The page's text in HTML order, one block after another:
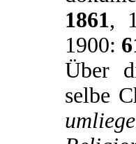
1861,
1900:
Über
selbe